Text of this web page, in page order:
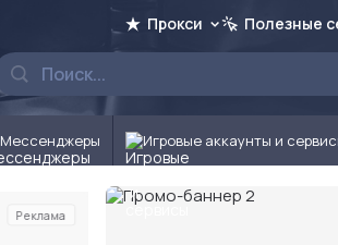
Прокси Полезные
Мессенджеры Игровые аккаунты и
Реклама